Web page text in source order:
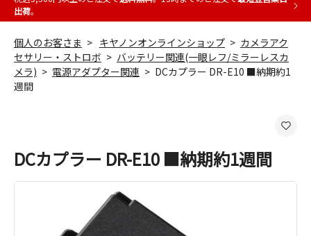
出荷。
個人のお客さま キヤノンオンラインショップ
カメラアク
セサリー・ストロボ
バッテリー関連(一眼レフ/ミラーレスカ
メラ)
電源アダプター関連
DCカプラー DR-E10 ■納期約1
週間
DCカプラー DR-E10 ■納期約1週間